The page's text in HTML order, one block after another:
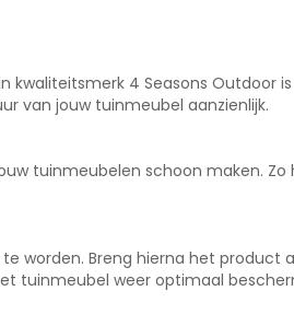
4 Seasons Outdoor
van jouw tuinmeubel aanzienlijk.
tuinmeubelen schoon maken.
worden. Breng hierna het product
tuinmeubel weer optimaal